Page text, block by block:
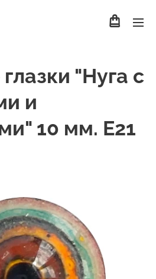
"Нуга с
и
10 мм. Е21